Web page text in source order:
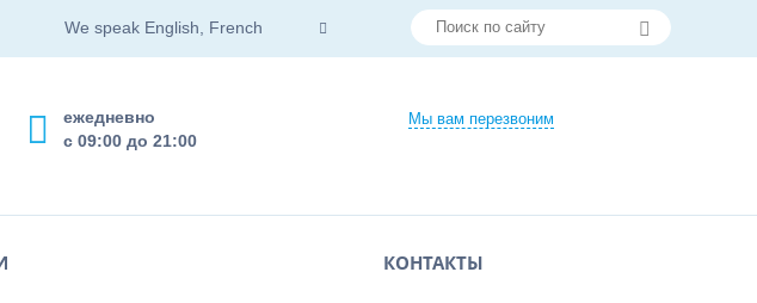
We speak English, French
Мы вам перезвоним
ежедневно
с 09:00 до 21:00
КОНТАКТЫ